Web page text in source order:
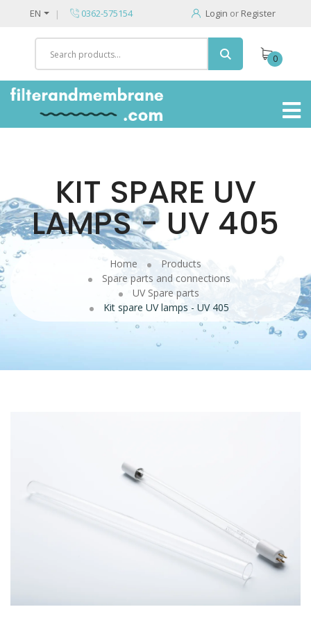
EN 0362-575154 Login or Register
0
KIT SPARE UV
LAMPS - UV 405
Home
Products
Spare parts and connections
UV Spare parts
Kit spare UV lamps - UV 405